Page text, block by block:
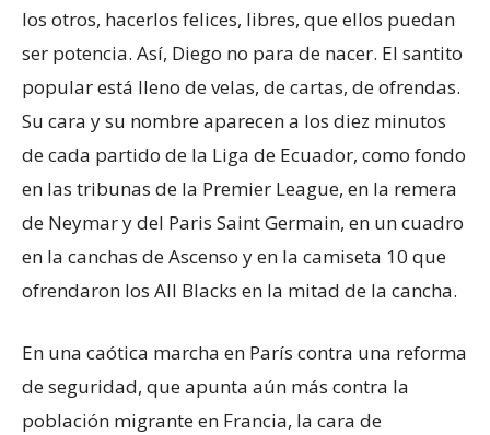
los otros, hacerlos felices, libres, que ellos puedan
ser potencia. Así, Diego no para de nacer. El santito
popular está lleno de velas, de cartas, de ofrendas.
Su cara y su nombre aparecen a los diez minutos
de cada partido de la Liga de Ecuador, como fondo
en las tribunas de la Premier League, en la remera
de Neymar y del Paris Saint Germain, en un cuadro
en la canchas de Ascenso y en la camiseta 10 que
ofrendaron los All Blacks en la mitad de la cancha.
En una caótica marcha en París contra una reforma
de seguridad, que apunta aún más contra la
población migrante en Francia, la cara de